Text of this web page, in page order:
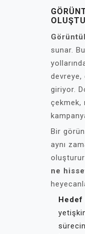
sunar.
giriyor.
çekmek,
Bir
aynı
ne
Hedef